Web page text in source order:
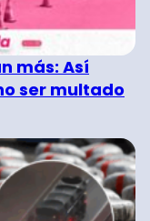
más: Así
ser multado